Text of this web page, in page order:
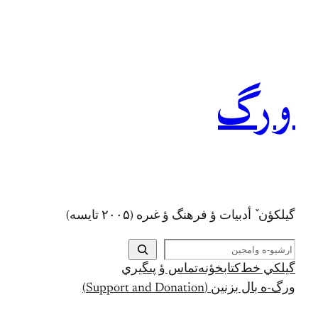
ورگ
گيلکؤن ٚ أدبیات ؤ فرهنگ ؤ غىره (۲۰۰۵ تايسه)
ج
س
ت
ج
گيلکي خط کتابخؤنهتماس ؤ پىگيري
ورگ-ه بال بزنين (Support and Donation)